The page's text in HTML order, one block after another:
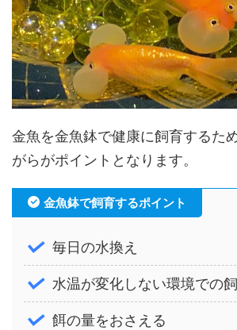
金魚を金魚鉢で健康に飼育するた
がらがポイントとなります。
金魚鉢で飼育するポイント
毎日の水換え
水温が変化しない環境での
餌の量をおさえる